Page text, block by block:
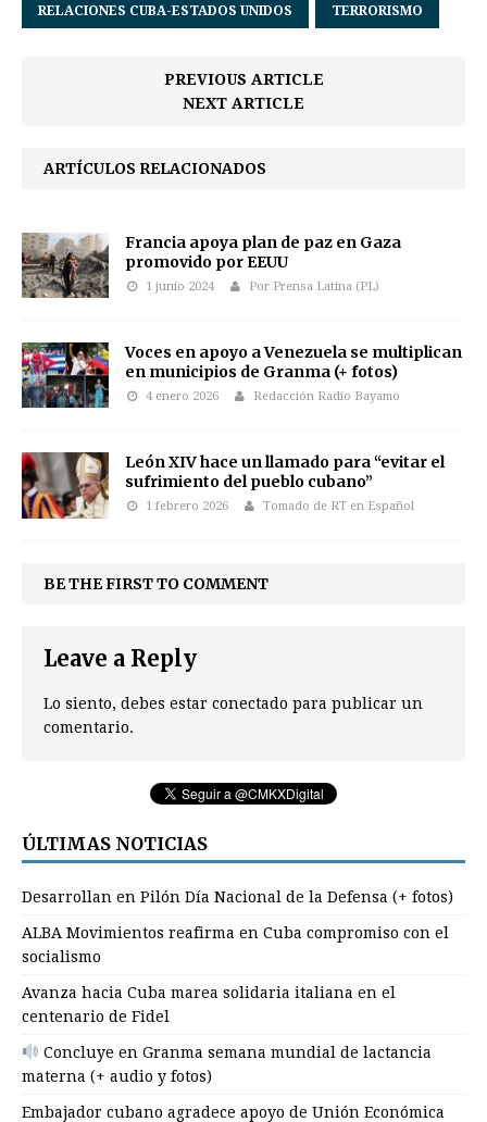
RELACIONES CUBA-ESTADOS UNIDOS TERRORISMO
PREVIOUS ARTICLE
NEXT ARTICLE
ARTÍCULOS RELACIONADOS
Francia apoya plan de paz en Gaza
promovido por EEUU
1 junio 2024 Por Prensa Latina (PL)
Voces en apoyo a Venezuela se multiplican
en municipios de Granma (+ fotos)
4 enero 2026 Redacción Radio Bayamo
León XIV hace un llamado para “evitar el
sufrimiento del pueblo cubano”
1 febrero 2026 Tomado de RT en Español
BE THE FIRST TO COMMENT
Leave a Reply
Lo siento, debes estar conectado para publicar un
comentario.
ÚLTIMAS NOTICIAS
Desarrollan en Pilón Día Nacional de la Defensa (+ fotos)
ALBA Movimientos reafirma en Cuba compromiso con el
socialismo
Avanza hacia Cuba marea solidaria italiana en el
centenario de Fidel
Concluye en Granma semana mundial de lactancia
materna (+ audio y fotos)
Embajador cubano agradece apoyo de Unión Económica